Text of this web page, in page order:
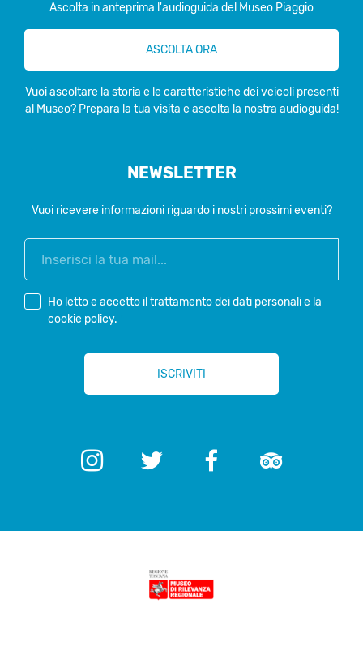
Ascolta in anteprima l'audioguida del Museo Piaggio
ASCOLTA ORA
Vuoi ascoltare la storia e le caratteristiche dei veicoli presenti
al Museo? Prepara la tua visita e ascolta la nostra audioguida!
NEWSLETTER
Vuoi ricevere informazioni riguardo i nostri prossimi eventi?
Ho letto e accetto iltrattamento dei dati personalie la
cookie policy.
ISCRIVITI